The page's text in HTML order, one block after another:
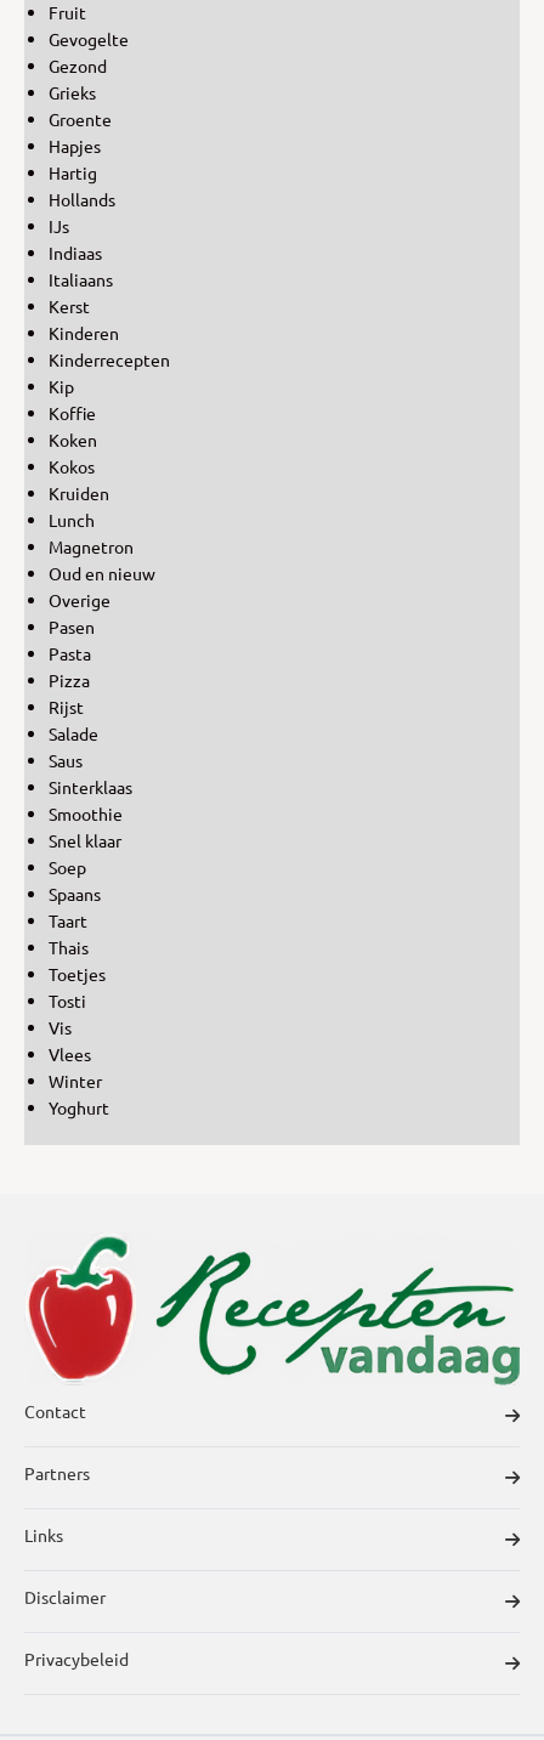
Fruit
Gevogelte
Gezond
Grieks
Groente
Hapjes
Hartig
Hollands
IJs
Indiaas
Italiaans
Kerst
Kinderen
Kinderrecepten
Kip
Koffie
Koken
Kokos
Kruiden
Lunch
Magnetron
Oud en nieuw
Overige
Pasen
Pasta
Pizza
Rijst
Salade
Saus
Sinterklaas
Smoothie
Snel klaar
Soep
Spaans
Taart
Thais
Toetjes
Tosti
Vis
Vlees
Winter
Yoghurt
Contact
Partners
Links
Disclaimer
Privacybeleid